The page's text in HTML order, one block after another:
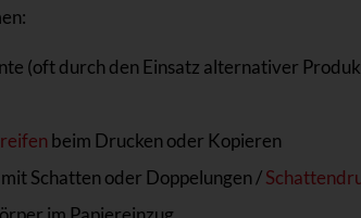
(oft durch den Einsatz alternativer
beim Drucken oder Kopieren
Schatten oder Doppelungen /